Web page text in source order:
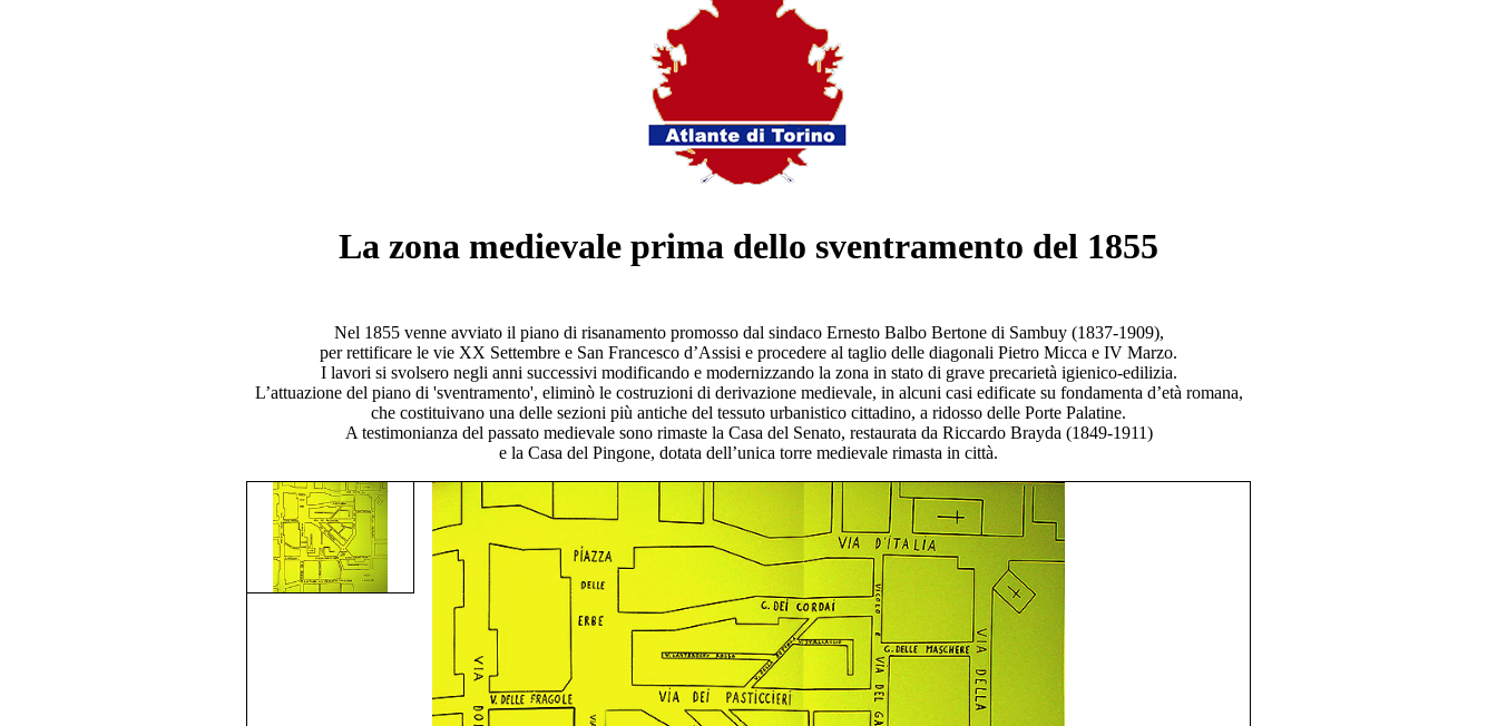
La zona medievale prima dello sventramento del 1855
Nel 1855 venne avviato il piano di risanamento promosso dal sindaco Ernesto Balbo Bertone di Sambuy (1837-1909),
per rettificare le vie XX Settembre e San Francesco d’Assisi e procedere al taglio delle diagonali Pietro Micca e IV Marzo.
I lavori si svolsero negli anni successivi modificando e modernizzando la zona in stato di grave precarietà igienico-edilizia.
L’attuazione del piano di 'sventramento', eliminò le costruzioni di derivazione medievale, in alcuni casi edificate su fondamenta d’età romana,
che costituivano una delle sezioni più antiche del tessuto urbanistico cittadino, a ridosso delle Porte Palatine.
A testimonianza del passato medievale sono rimaste la Casa del Senato, restaurata da Riccardo Brayda (1849-1911)
e la Casa del Pingone, dotata dell’unica torre medievale rimasta in città.